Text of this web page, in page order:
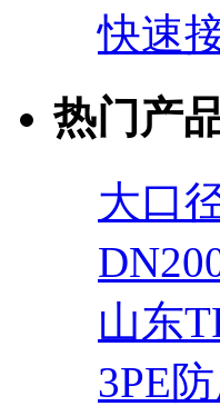
快速
热门产
大口
山东
3PE